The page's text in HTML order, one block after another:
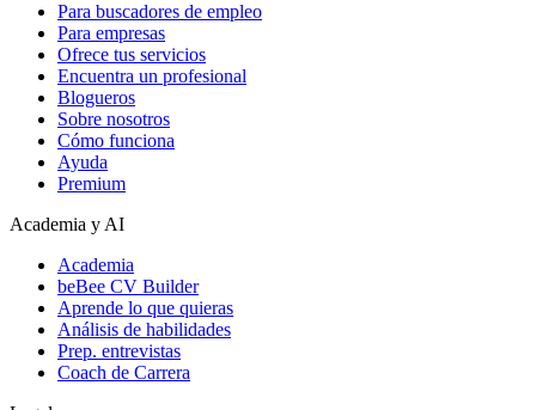
Para buscadores de empleo
Para empresas
Ofrece tus servicios
Encuentra un profesional
Blogueros
Sobre nosotros
Cómo funciona
Ayuda
Premium
Academia y AI
Academia
beBee CV Builder
Aprende lo que quieras
Análisis de habilidades
Prep. entrevistas
Coach de Carrera